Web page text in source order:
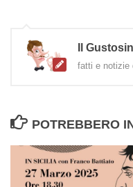
Il
fatti e notizie
POTREBBERO